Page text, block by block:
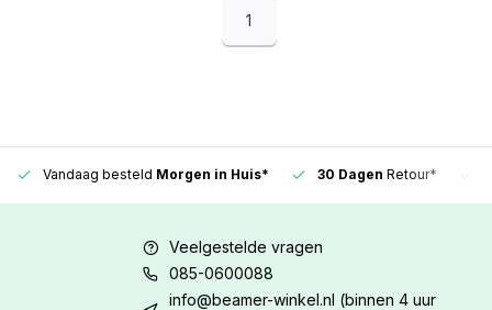
1
Vandaag besteld Morgen in Huis* 30 Dagen Retour*
Veelgestelde vragen
085-0600088
info@beamer-winkel.nl (binnen 4 uur